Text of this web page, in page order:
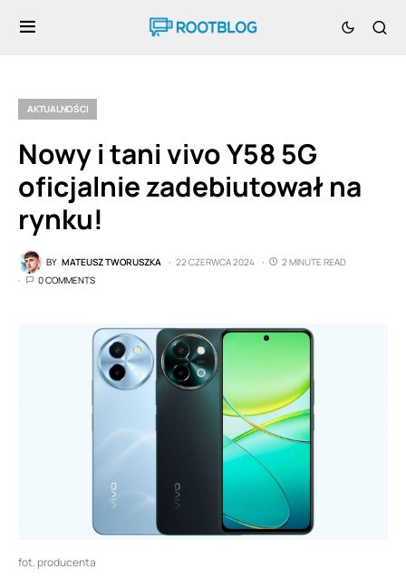
AKTUALNOŚCI
Nowy i tani vivo Y58 5G
oficjalnie zadebiutował na
rynku!
BY MATEUSZ TWORUSZKA 22 CZERWCA 2024
2 MINUTE READ
0 COMMENTS
fot. producenta